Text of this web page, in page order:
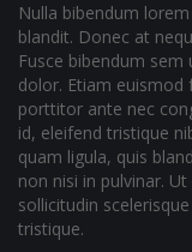
Nulla bibendum
blandit. Donec at
Fusce bibendum
dolor. Etiam euismod
porttitor ante nec
id, eleifend tristique
quam ligula, quis
non nisi in pulvinar.
sollicitudin
tristique.